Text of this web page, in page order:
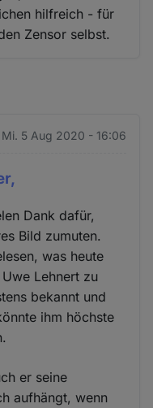
hilfreich - für
Zensor selbst.
Mi. 5 Aug 2020 - 16:06
Dank dafür,
Bild zumuten.
was heute
Lehnert zu
bekannt und
ihm höchste
er seine
aufhängt, wenn